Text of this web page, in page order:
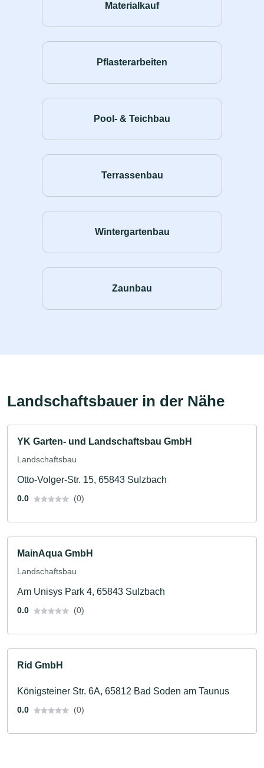
Materialkauf
Pflasterarbeiten
Pool- & Teichbau
Terrassenbau
Wintergartenbau
Zaunbau
Landschaftsbauer in der Nähe
YK Garten- und Landschaftsbau GmbH
Landschaftsbau
Otto-Volger-Str. 15, 65843 Sulzbach
0.0 (0)
MainAqua GmbH
Landschaftsbau
Am Unisys Park 4, 65843 Sulzbach
0.0 (0)
Rid GmbH
Königsteiner Str. 6A, 65812 Bad Soden am Taunus
0.0 (0)